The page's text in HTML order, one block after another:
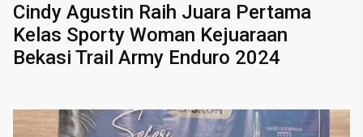
Cindy Agustin Raih Juara Pertama
Kelas Sporty Woman Kejuaraan
Bekasi Trail Army Enduro 2024